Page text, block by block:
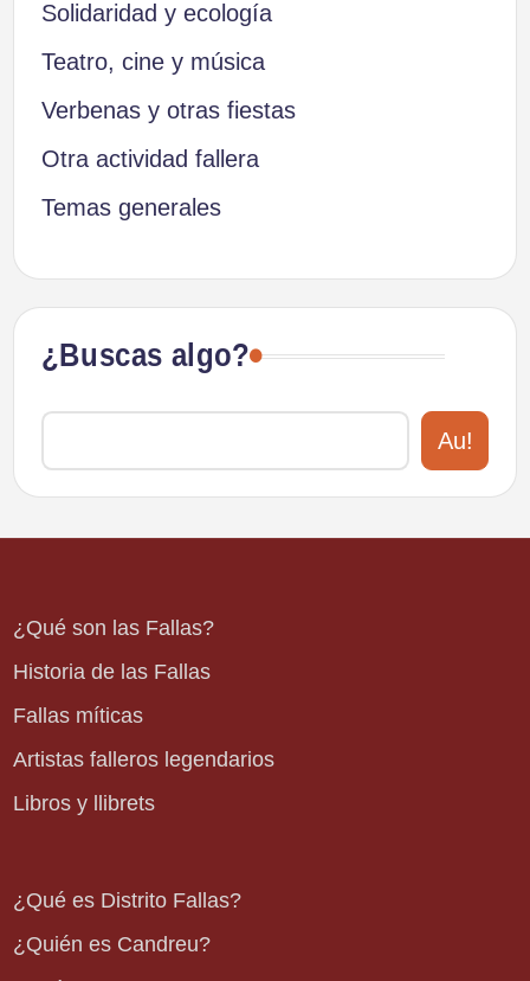
Solidaridad y ecología
Teatro, cine y música
Verbenas y otras fiestas
Otra actividad fallera
Temas generales
¿Buscas algo?
Au!
¿Qué son las Fallas?
Historia de las Fallas
Fallas míticas
Artistas falleros legendarios
Libros y llibrets
¿Qué es Distrito Fallas?
¿Quién es Candreu?